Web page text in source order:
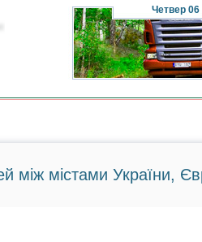
Четвер 06
між містами України,